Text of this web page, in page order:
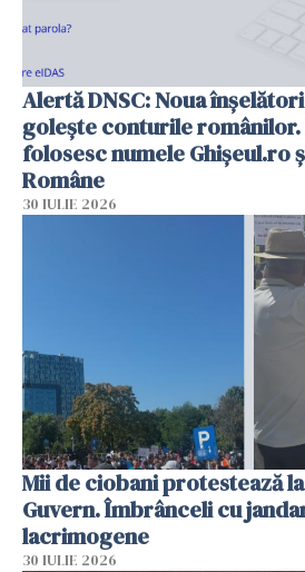
Alertă DNSC: Noua
golește conturile
folosesc numele Ghișeul.ro
Române
30 IULIE 2026
Mii de ciobani protestează la
Guvern. Îmbrânceli cu
lacrimogene
30 IULIE 2026